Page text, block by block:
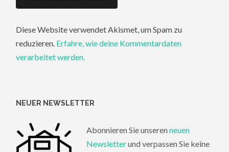
Diese Website verwendet Akismet, um Spam zu
reduzieren. Erfahre, wie deine Kommentardaten
verarbeitet werden.
NEUER NEWSLETTER
Abonnieren Sie unseren neuen
Newsletterund verpassen Sie keine